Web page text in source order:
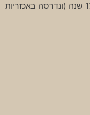
שהיא החליפה כלבה שהייתה לי 17 שנה (ונדרסה באכזריות